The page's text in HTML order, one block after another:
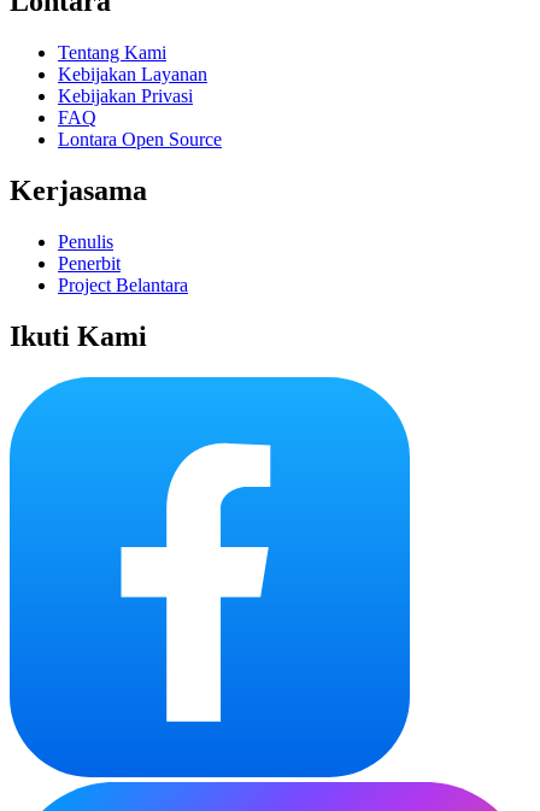
Tentang Kami
Kebijakan Layanan
Kebijakan Privasi
FAQ
Lontara Open Source
Kerjasama
Penulis
Penerbit
Project Belantara
Ikuti Kami